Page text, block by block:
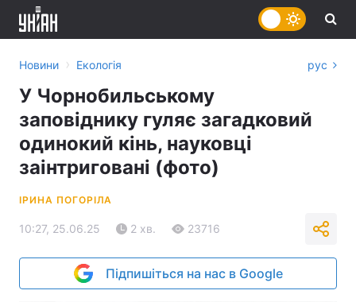
Новини › Екологія рус
У Чорнобильському
заповіднику гуляє загадковий
одинокий кінь, науковці
заінтриговані (фото)
ІРИНА ПОГОРІЛА
10:27, 25.06.25 2 хв. 23716
Підпишіться на нас в Google